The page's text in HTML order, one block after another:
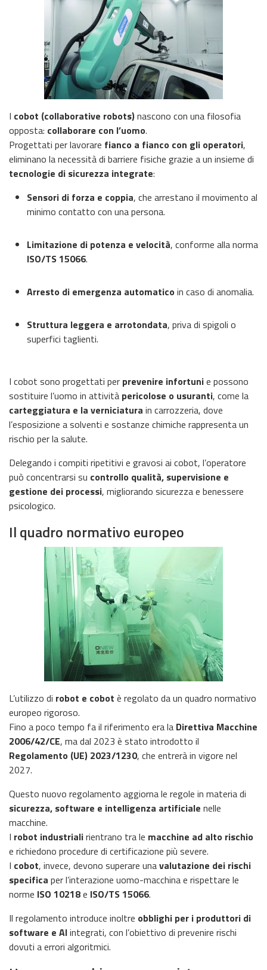
I cobot (collaborative robots)nascono con una filosofia
opposta: collaborare con l’uomo.
Progettati per lavorare fianco a fianco con gli operatori,
eliminano la necessità di barriere fisiche grazie a un insieme di
tecnologie di sicurezza integrate:
Sensori di forza e coppia, che arrestano il movimento al
minimo contatto con una persona.
Limitazione di potenza e velocità, conforme alla norma
ISO/TS 15066.
Arresto di emergenza automatico in caso di anomalia.
Struttura leggera e arrotondata, priva di spigoli o
superfici taglienti.
I cobot sono progettati per prevenire infortunie possono
sostituire l’uomo in attività pericolose o usuranti, come la
carteggiatura e la verniciatura in carrozzeria, dove
l’esposizione a solventi e sostanze chimiche rappresenta un
rischio per la salute.
Delegando i compiti ripetitivi e gravosi ai cobot, l’operatore
può concentrarsi su controllo qualità, supervisione e
gestione dei processi, migliorando sicurezza e benessere
psicologico.
Il quadro normativo europeo
L’utilizzo di robot e cobot è regolato da un quadro normativo
europeo rigoroso.
Fino a poco tempo fa il riferimento era la Direttiva Macchine
2006/42/CE, ma dal 2023 è stato introdotto il
Regolamento (UE) 2023/1230, che entrerà in vigore nel
2027.
Questo nuovo regolamento aggiorna le regole in materia di
sicurezza, software e intelligenza artificiale nelle
macchine.
I robot industrialirientrano tra le macchine ad alto rischio
e richiedono procedure di certificazione più severe.
I cobot, invece, devono superare unavalutazione dei rischi
specifica per l’interazione uomo-macchina e rispettare le
norme ISO 10218e ISO/TS 15066.
Il regolamento introduce inoltre obblighi per i produttori di
software e AIintegrati, con l’obiettivo di prevenire rischi
dovuti a errori algoritmici.